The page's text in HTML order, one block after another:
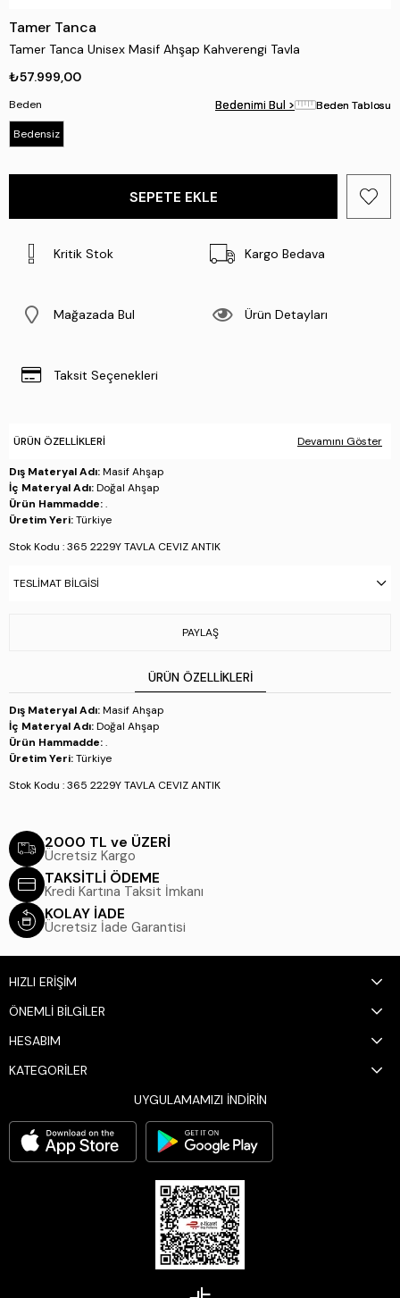
Tamer Tanca
Tamer Tanca Unisex Masif Ahşap Kahverengi Tavla
₺57.999,00
Beden
Bedensiz
Bedenimi Bul > Beden Tablosu
Bedenimi Bul > Beden Tablosu
Kritik Stok Kargo Bedava
Mağazada Bul Ürün Detayları
Taksit Seçenekleri
ÜRÜN ÖZELLIKLERI Devamını Göster
Dış Materyal Adı:Masif Ahşap
İç Materyal Adı:Doğal Ahşap
Ürün Hammadde:.
Üretim Yeri:Türkiye
Stok Kodu : 365 2229Y TAVLA CEVIZ ANTIK
TESLIMAT BILGISI
PAYLAŞ
ÜRÜN ÖZELLIKLERI
Dış Materyal Adı:Masif Ahşap
İç Materyal Adı:Doğal Ahşap
Ürün Hammadde:.
Üretim Yeri:Türkiye
Stok Kodu : 365 2229Y TAVLA CEVIZ ANTIK
2000 TL ve ÜZERİ
Ücretsiz Kargo
TAKSİTLİ ÖDEME
Kredi Kartına Taksit İmkanı
KOLAY İADE
Ücretsiz İade Garantisi
HIZLI ERİŞİM
ÖNEMLİ BİLGİLER
HESABIM
KATEGORİLER
UYGULAMAMIZI İNDİRİN